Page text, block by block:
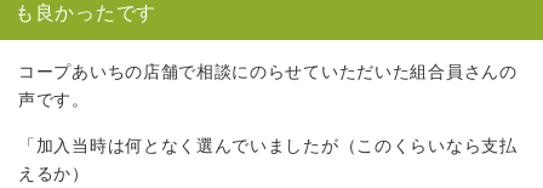
も良かったです
コープあいちの店舗で相談にのらせていただいた組合員さんの
声です。
「加入当時は何となく選んでいましたが（このくらいなら支払
えるか）